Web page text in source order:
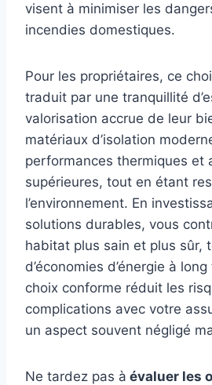
visent à minimiser les
incendies domestiques.
Pour les propriétaires, ce
traduit par une tranquillité
valorisation accrue de leur
matériaux d’isolation
performances thermiques et
supérieures, tout en étant
l’environnement. En
solutions durables, vous
habitat plus sain et plus sûr,
d’économies d’énergie à
choix conforme réduit les
complications avec votre
un aspect souvent négligé
Ne tardez pas à évaluer les